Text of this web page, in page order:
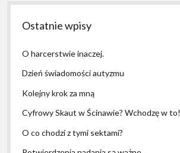
Ostatnie wpisy
O harcerstwie inaczej.
Dzień świadomości autyzmu
Kolejny krok za mną
Cyfrowy Skaut w Ścinawie? Wchodzę w to!
O co chodzi z tymi sektami?